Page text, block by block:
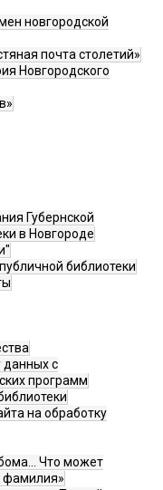
новгородской
почта столетий»
Новгородского
Губернской
в Новгороде
библиотеки
данных с
программ
на обработку
Что может
фамилия»